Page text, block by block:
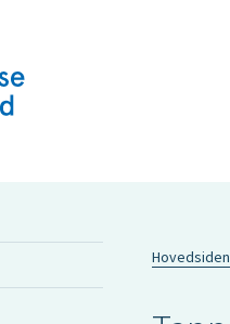
Hovedsiden